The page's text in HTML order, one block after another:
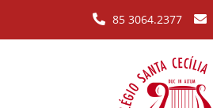
85 3064.2377